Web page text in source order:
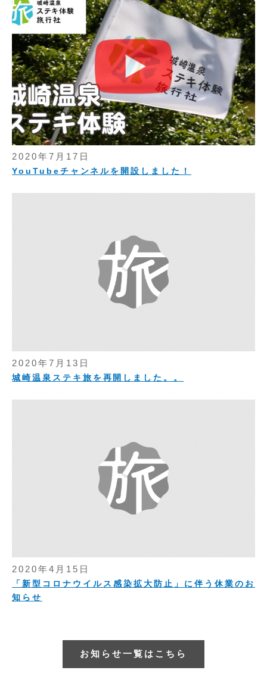
2020年7月17日
YouTubeチャンネルを開設しました！
2020年7月13日
城崎温泉ステキ旅を再開しました。。
2020年4月15日
「新型コロナウイルス感染拡大防止」に伴う休業のお
知らせ
お知らせ一覧はこちら